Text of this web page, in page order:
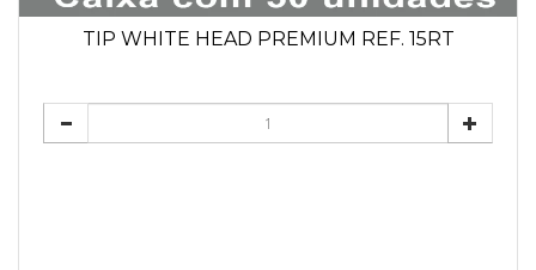
TIP WHITE HEAD PREMIUM REF. 15RT